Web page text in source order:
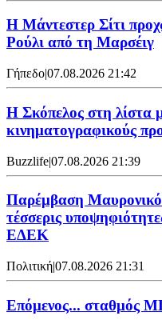
Η Μάντεστερ Σίτι
Ρούλι από τη Μαρσέιγ
Γήπεδο|07.08.2026 21:42
Η Σκόπελος στη λίστα
κινηματογραφικούς
Buzzlife|07.08.2026 21:39
Παρέμβαση
τέσσερις
ΕΔΕΚ
Πολιτική|07.08.2026 21:31
Επόμενος... σταθμός